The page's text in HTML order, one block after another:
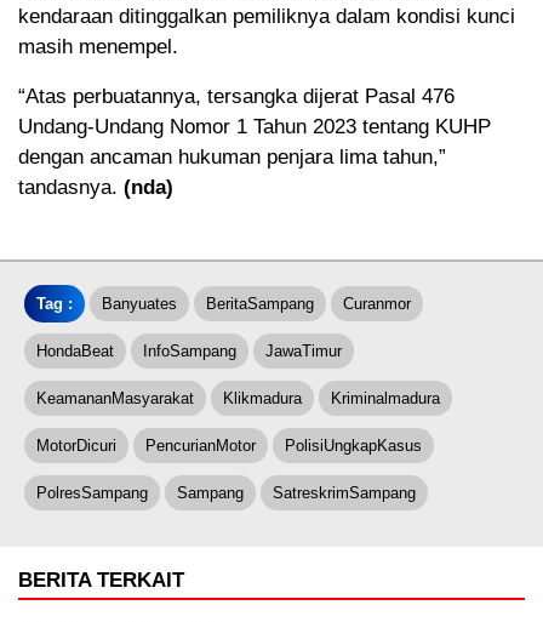
kendaraan ditinggalkan pemiliknya dalam kondisi kunci
masih menempel.
“Atas perbuatannya, tersangka dijerat Pasal 476
Undang-Undang Nomor 1 Tahun 2023 tentang KUHP
dengan ancaman hukuman penjara lima tahun,”
tandasnya. (nda)
Tag : Banyuates BeritaSampang Curanmor
HondaBeat InfoSampang JawaTimur
KeamananMasyarakat Klikmadura Kriminalmadura
MotorDicuri PencurianMotor PolisiUngkapKasus
PolresSampang Sampang SatreskrimSampang
BERITA TERKAIT